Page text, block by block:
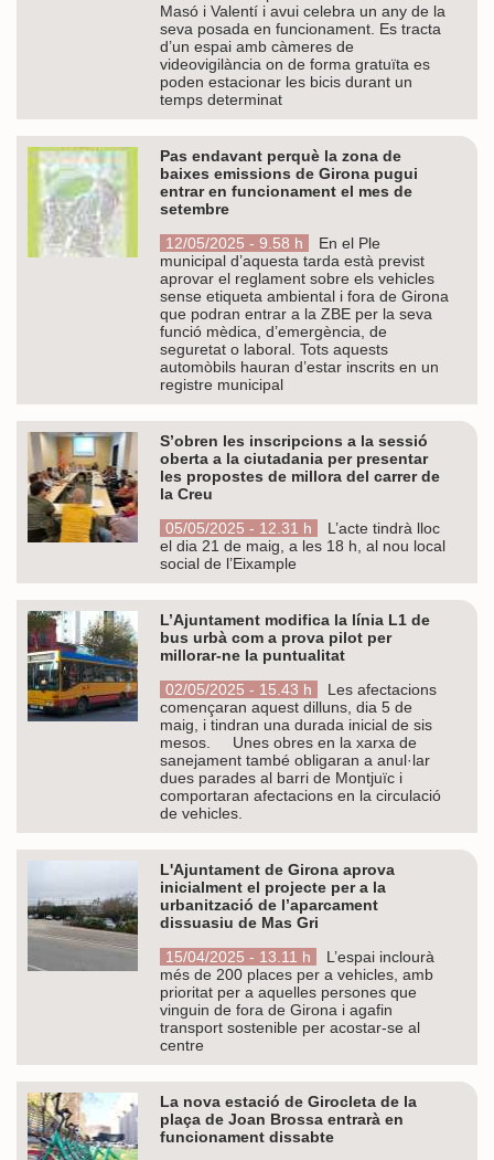
Masó i Valentí i avui celebra un any de la
seva posada en funcionament. Es tracta
d’un espai amb càmeres de
videovigilància on de forma gratuïta es
poden estacionar les bicis durant un
temps determinat
Pas endavant perquè la zona de
baixes emissions de Girona pugui
entrar en funcionament el mes de
setembre
12/05/2025 - 9.58 h
En el Ple
municipal d’aquesta tarda està previst
aprovar el reglament sobre els vehicles
sense etiqueta ambiental i fora de Girona
que podran entrar a la ZBE per la seva
funció mèdica, d’emergència, de
seguretat o laboral. Tots aquests
automòbils hauran d’estar inscrits en un
registre municipal
S’obren les inscripcions a la sessió
oberta a la ciutadania per presentar
les propostes de millora del carrer de
la Creu
05/05/2025 - 12.31 h
L’acte tindrà lloc
el dia 21 de maig, a les 18 h, al nou local
social de l’Eixample
L’Ajuntament modifica la línia L1 de
bus urbà com a prova pilot per
millorar-ne la puntualitat
02/05/2025 - 15.43 h
Les afectacions
començaran aquest dilluns, dia 5 de
maig, i tindran una durada inicial de sis
mesos. Unes obres en la xarxa de
sanejament també obligaran a anul·lar
dues parades al barri de Montjuïc i
comportaran afectacions en la circulació
de vehicles.
L'Ajuntament de Girona aprova
inicialment el projecte per a la
urbanització de l’aparcament
dissuasiu de Mas Gri
15/04/2025 - 13.11 h
L’espai inclourà
més de 200 places per a vehicles, amb
prioritat per a aquelles persones que
vinguin de fora de Girona i agafin
transport sostenible per acostar-se al
centre
La nova estació de Girocleta de la
plaça de Joan Brossa entrarà en
funcionament dissabte